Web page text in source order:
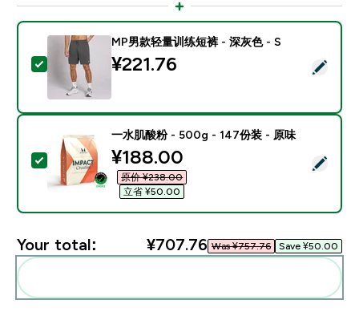
Select this product - MP男款轻量训练短裤 - 深灰色 -
MP男款轻量训练短裤 - 深灰色 - S
¥221.76‎
Select this product - 一水肌酸粉 - 500g - 147份装 -
一水肌酸粉 - 500g - 147份装 - 原味
discounted price
¥188.00‎
原价 ¥238.00‎
立省 ¥50.00‎
Your total: ¥707.76‎ Was ¥757.76‎ Save ¥50.00‎